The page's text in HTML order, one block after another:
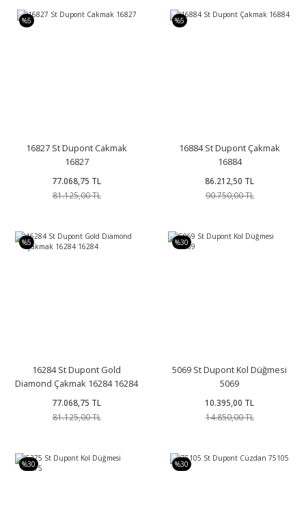
%5
16827 St Dupont Cakmak
16827
77.068,75 TL
81.125,00 TL
%5
16884 St Dupont Çakmak
16884
86.212,50 TL
90.750,00 TL
%5
16284 St Dupont Gold
Diamond Çakmak 16284 16284
77.068,75 TL
81.125,00 TL
%30
5069 St Dupont Kol Düğmesi
5069
10.395,00 TL
14.850,00 TL
%30 %30